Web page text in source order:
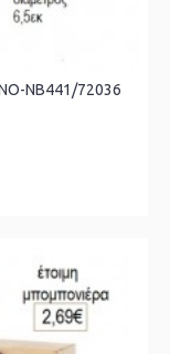
ΝΟ-ΝΒ441/72036